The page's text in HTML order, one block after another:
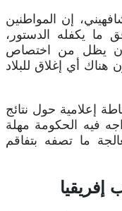
إن المواطنين
ما يكفله الدستور،
يظل من اختصاص
أي إغلاق للبلاد
إعلامية حول نتائج
فيه الحكومة مهلة
ما تصفه بتفاقم